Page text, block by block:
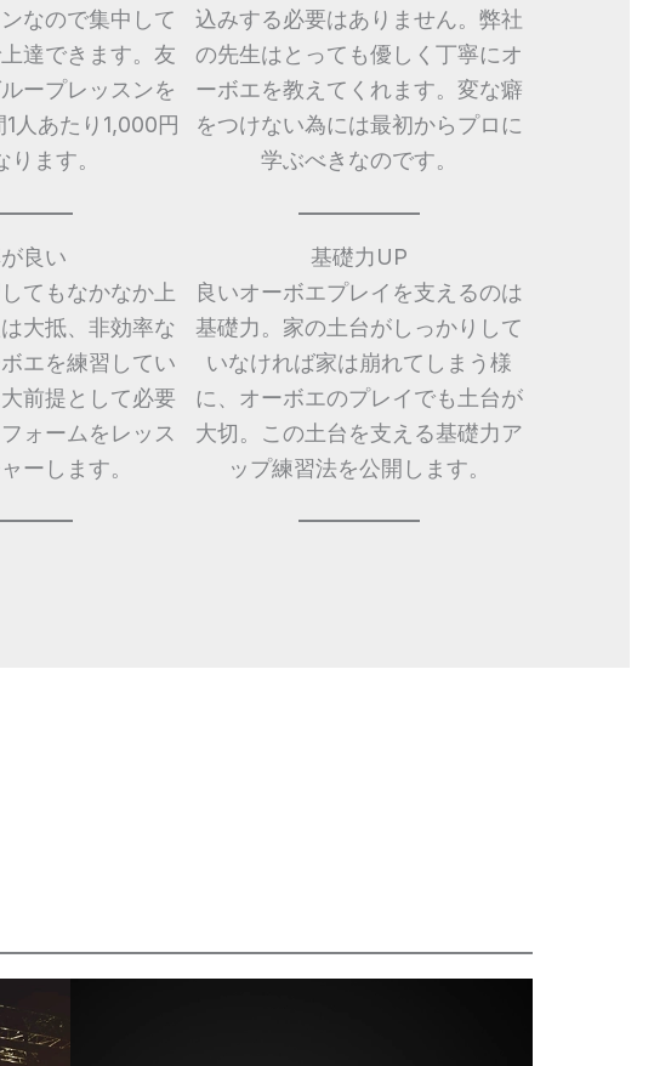
なので集中して
達できます。友
ープレッスンを
人あたり1,000円
ます。
込みする必要はありません。弊社
の先生はとっても優しく丁寧にオ
ーボエを教えてくれます。変な癖
をつけない為には最初からプロに
学ぶべきなのです。
良い
てもなかなか上
大抵、非効率な
エを練習してい
前提として必要
ォームをレッス
ーします。
基礎力UP
良いオーボエプレイを支えるのは
基礎力。家の土台がしっかりして
いなければ家は崩れてしまう様
に、オーボエのプレイでも土台が
大切。この土台を支える基礎力ア
ップ練習法を公開します。